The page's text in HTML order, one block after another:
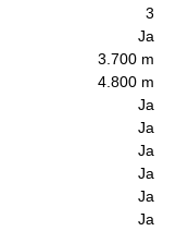
3
Ja
3.700 m
4.800 m
Ja
Ja
Ja
Ja
Ja
Ja